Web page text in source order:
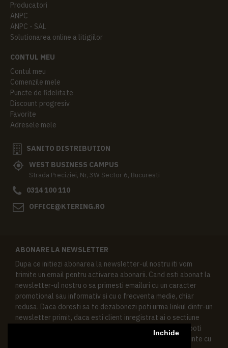
Inchide
Producatori
ANPC
ANPC - SAL
Solutionarea online a litigiilor
CONTUL MEU
Contul meu
Comenzile mele
Puncte de fidelitate
Discount progresiv
Favorite
Adresele mele
SANITO DISTRIBUTION
WEST BUSINESS CAMPUS
Strada Preciziei, Nr, 3W Sector 6, Bucuresti
0314 100 110
OFFICE@KTERING.RO
ABONARE LA NEWSLETTER
Dupa ce initiezi abonarea la newsletter-ul nostru iti vom
trimite un email pentru activarea abonarii. Cand esti abonat la
newsletter-ul nostru o sa primesti emailuri cu un caracter
promotional sau informativ si cu o frecventa medie, chiar
redusa. Daca doresti sa te dezabonezi poti urma linkul dintr-un
newsletter primit, daca esti client inregistrat ai o sectiune
speciala in contul tau in acest scop, si de asemenea ne poti
contacta oricand pe email pentru orice intrebari sau cerinte cu